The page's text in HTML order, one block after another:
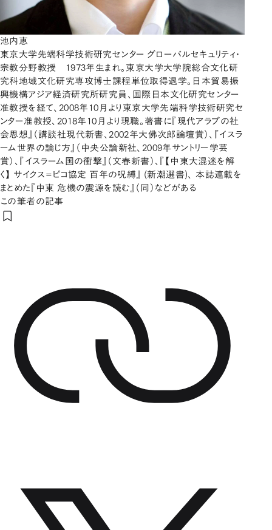
池内恵
東京大学先端科学技術研究センター グローバルセキュリティ・
宗教分野教授 1973年生まれ。東京大学大学院総合文化研
究科地域文化研究専攻博士課程単位取得退学。日本貿易振
興機構アジア経済研究所研究員、国際日本文化研究センター
准教授を経て、2008年10月より東京大学先端科学技術研究セ
ンター准教授、2018年10月より現職。著書に『現代アラブの社
会思想』（講談社現代新書、2002年大佛次郎論壇賞）、『イスラ
ーム世界の論じ方』（中央公論新社、2009年サントリー学芸
賞）、『イスラーム国の衝撃』（文春新書）、『【中東大混迷を解
く】 サイクス=ピコ協定 百年の呪縛』 (新潮選書)、 本誌連載を
まとめた『中東 危機の震源を読む』（同）などがある
この筆者の記事